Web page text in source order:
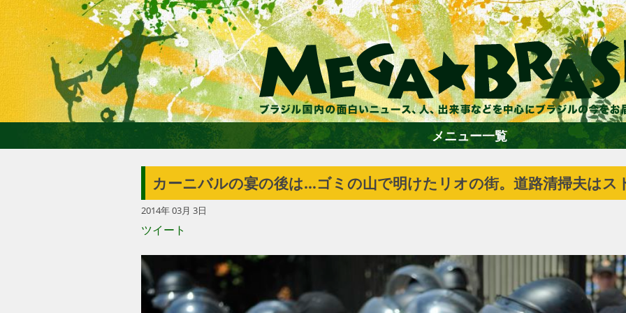
ホーム
エンターテイメント
グルメ
メニュー一覧
カーニバルの宴の後は…ゴミの山で明けたリオの街。道路清掃夫はス
2014年 03月 3日
ツイート